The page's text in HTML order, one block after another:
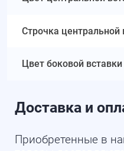
Строчка центральной
Цвет боковой вставки
Доставка и
Приобретенные в